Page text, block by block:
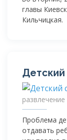
главы
Кильчицкая.
Проблема
отдавать